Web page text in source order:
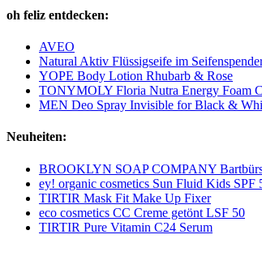
oh feliz entdecken:
AVEO
Natural Aktiv Flüssigseife im
YOPE Body Lotion Rhubarb & Rose
TONYMOLY Floria Nutra Energy Foam
MEN Deo Spray Invisible for Black &
Neuheiten:
BROOKLYN SOAP COMPANY
ey! organic cosmetics Sun Fluid Kids SPF
TIRTIR Mask Fit Make Up Fixer
eco cosmetics CC Creme getönt LSF 50
TIRTIR Pure Vitamin C24 Serum